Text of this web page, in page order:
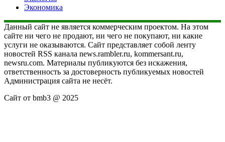
Экономика
Данный сайт не является коммерческим проектом. На этом
сайте ни чего не продают, ни чего не покупают, ни какие
услуги не оказываются. Сайт представляет собой ленту
новостей RSS канала news.rambler.ru, kommersant.ru,
newsru.com. Материалы публикуются без искажения,
ответственность за достоверность публикуемых новостей
Администрация сайта не несёт.
Сайт от bmb3 @ 2025